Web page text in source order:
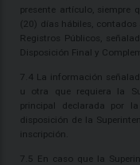
presente artículo, siempre
(20) días hábiles,
Registros Públicos,
Disposición Final y
7.4 La información
u otra que requiera la
principal declarada por
disposición de la
inscripción.
7.5 En caso que la